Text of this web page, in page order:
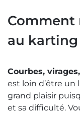
Comment
au karting
Courbes,
est loin d’être un
grand plaisir
et sa difficulté.